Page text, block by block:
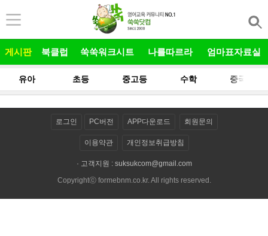
게시판 북클럽 쑥쑥워크시트 나를따르라 엄마표자료실
유아 초등 중고등 수학 중국어
로그인 PC버전 APP다운로드 회원문의
이용약관 개인정보취급방침
· 고객지원 : suksukcom@gmail.com
Copyrightⓒ formebnm.co.kr. All rights reserved.